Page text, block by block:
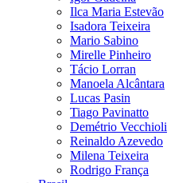
Ilca Maria Estevão
Isadora Teixeira
Mario Sabino
Mirelle Pinheiro
Tácio Lorran
Manoela Alcântara
Lucas Pasin
Tiago Pavinatto
Demétrio Vecchioli
Reinaldo Azevedo
Milena Teixeira
Rodrigo França